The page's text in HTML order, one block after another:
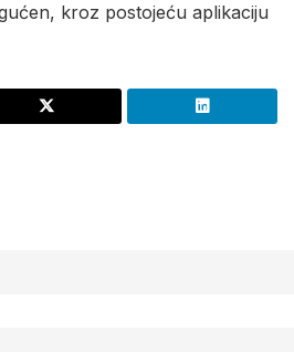
kroz postojeću aplikaciju